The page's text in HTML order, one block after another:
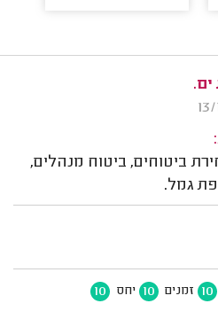
ביטוחים, ביטוח מנהלים,
גמל.
10 זמנים 10 יחס 10